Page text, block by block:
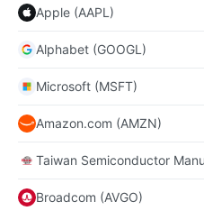
Apple (AAPL)
Alphabet (GOOGL)
Microsoft (MSFT)
Amazon.com (AMZN)
Taiwan Semiconductor
Broadcom (AVGO)